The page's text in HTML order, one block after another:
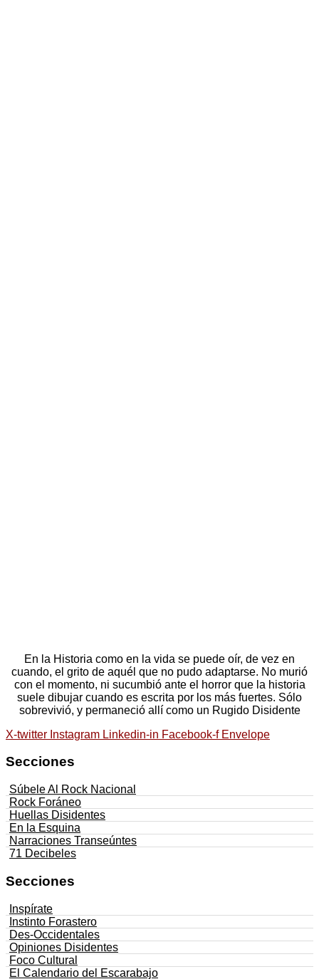
En la Historia como en la vida se puede oír, de vez en
cuando, el grito de aquél que no pudo adaptarse. No murió
con el momento, ni sucumbió ante el horror que la historia
suele dibujar cuando es escrita por los más fuertes. Sólo
sobrevivió, y permaneció allí como un Rugido Disidente
X-twitter Instagram Linkedin-in Facebook-f Envelope
Secciones
Súbele Al Rock Nacional
Rock Foráneo
Huellas Disidentes
En la Esquina
Narraciones Transeúntes
71 Decibeles
Secciones
Inspírate
Instinto Forastero
Des-Occidentales
Opiniones Disidentes
Foco Cultural
El Calendario del Escarabajo